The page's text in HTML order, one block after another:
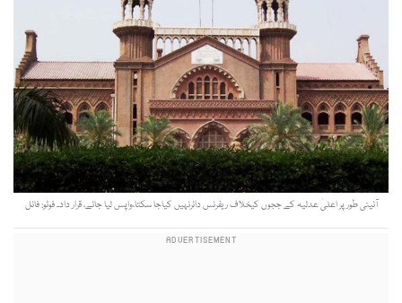
آئینی طور پر اعلیٰ عدلیہ کے ججوں کیخلاف ریفرنس دائرنہیں کیاجا سکتا،واپس لیا جائے، قرار داد۔ فوٹو: فائل